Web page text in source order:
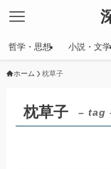
哲学・思想 小説・文学
ホーム 枕草子
枕草子 – tag